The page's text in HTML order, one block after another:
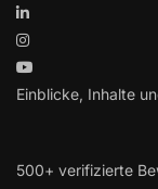
Einblicke, Inhalte
500+ verifizierte